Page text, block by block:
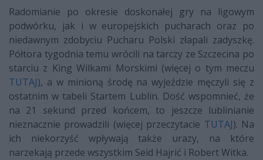
Radomianie po okresie doskonałej gry na ligowym
podwórku, jak i w europejskich pucharach oraz po
niedawnym zdobyciu Pucharu Polski złapali zadyszkę.
Półtora tygodnia temu wrócili na tarczy ze Szczecina po
starciu z King Wilkami Morskimi (więcej o tym meczu
TUTAJ), a w minioną środę na wyjeździe męczyli się z
ostatnim w tabeli Startem Lublin. Dość wspomnieć, że
na 21 sekund przed końcem, to jeszcze lublinianie
nieznacznie prowadzili (więcej przeczytacie TUTAJ). Na
ich niekorzyść wpływają także urazy, na które
narzekają przede wszystkim Seid Hajrić i Robert Witka.